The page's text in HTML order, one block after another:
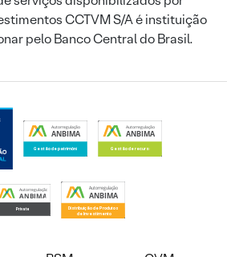
CCTVM S/A é instituição
pelo Banco Central do Brasil.